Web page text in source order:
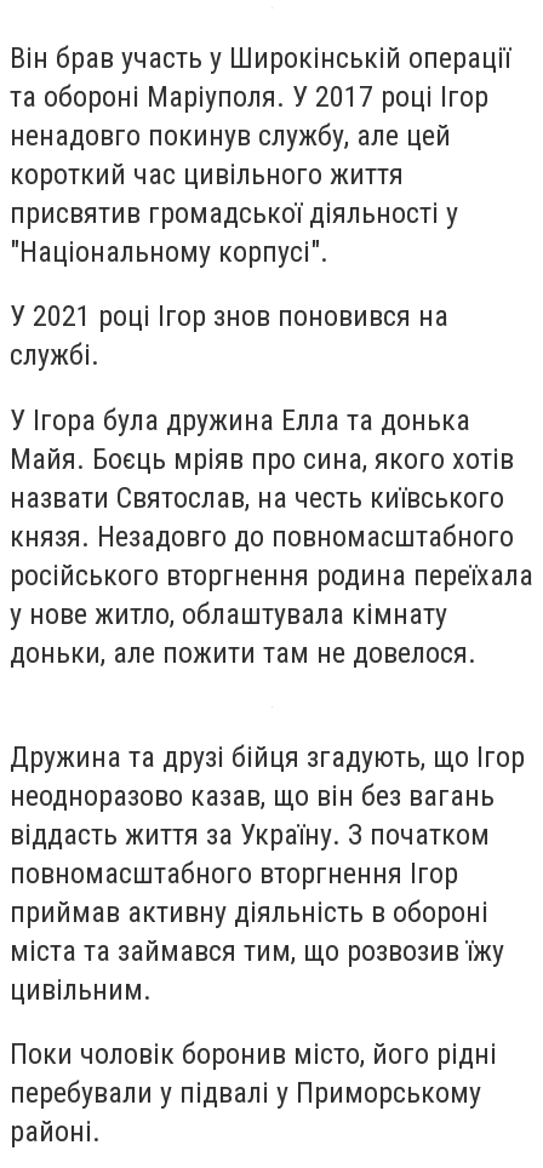
Він брав участь у Широкінській операції
та обороні Маріуполя. У 2017 році Ігор
ненадовго покинув службу, але цей
короткий час цивільного життя
присвятив громадської діяльності у
"Національному корпусі".
У 2021 році Ігор знов поновився на
службі.
У Ігора була дружина Елла та донька
Майя. Боєць мріяв про сина, якого хотів
назвати Святослав, на честь київського
князя. Незадовго до повномасштабного
російського вторгнення родина переїхала
у нове житло, облаштувала кімнату
доньки, але пожити там не довелося.
Дружина та друзі бійця згадують, що Ігор
неодноразово казав, що він без вагань
віддасть життя за Україну. З початком
повномасштабного вторгнення Ігор
приймав активну діяльність в обороні
міста та займався тим, що розвозив їжу
цивільним.
Поки чоловік боронив місто, його рідні
перебували у підвалі у Приморському
районі.